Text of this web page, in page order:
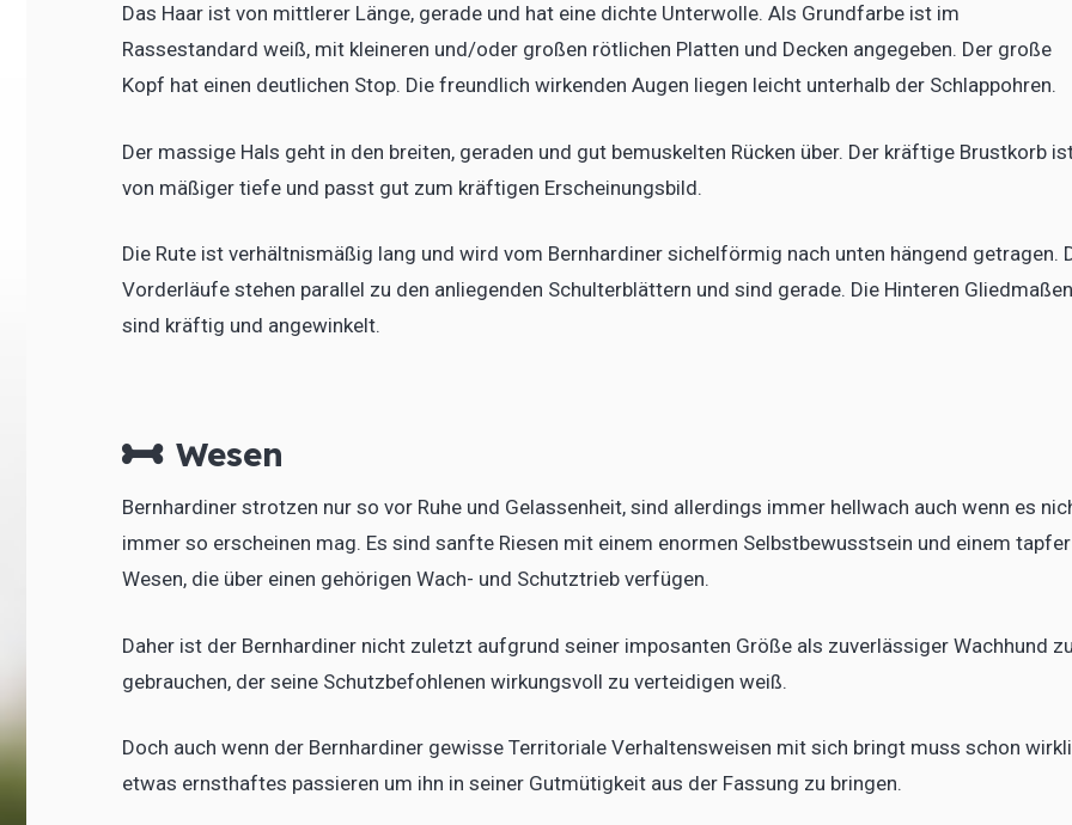
Das Haar ist von mittlerer Länge, gerade und hat eine dichte Unterwolle. Als Grundfarbe ist im
Rassestandard weiß, mit kleineren und/oder großen rötlichen Platten und Decken angegeben. Der große
Kopf hat einen deutlichen Stop. Die freundlich wirkenden Augen liegen leicht unterhalb der Schlappohren.
Der massige Hals geht in den breiten, geraden und gut bemuskelten Rücken über. Der kräftige Brustkorb
von mäßiger tiefe und passt gut zum kräftigen Erscheinungsbild.
Die Rute ist verhältnismäßig lang und wird vom Bernhardiner sichelförmig nach unten hängend getragen.
Vorderläufe stehen parallel zu den anliegenden Schulterblättern und sind gerade. Die Hinteren Gliedmaßen
sind kräftig und angewinkelt.
Wesen
Bernhardiner strotzen nur so vor Ruhe und Gelassenheit, sind allerdings immer hellwach auch wenn es
immer so erscheinen mag. Es sind sanfte Riesen mit einem enormen Selbstbewusstsein und einem
Wesen, die über einen gehörigen Wach- und Schutztrieb verfügen.
Daher ist der Bernhardiner nicht zuletzt aufgrund seiner imposanten Größe als zuverlässiger Wachhund
gebrauchen, der seine Schutzbefohlenen wirkungsvoll zu verteidigen weiß.
Doch auch wenn der Bernhardiner gewisse Territoriale Verhaltensweisen mit sich bringt muss schon
etwas ernsthaftes passieren um ihn in seiner Gutmütigkeit aus der Fassung zu bringen.